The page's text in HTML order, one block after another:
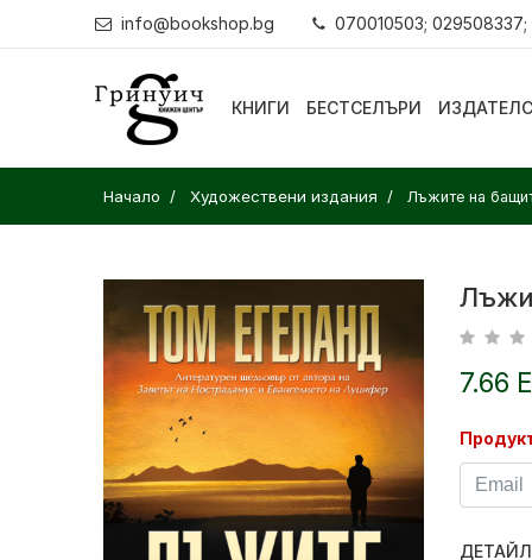
info@bookshop.bg 070010503; 029508337;
КНИГИ БЕСТСЕЛЪРИ
Начало Художествени издания Лъжите на
7.66